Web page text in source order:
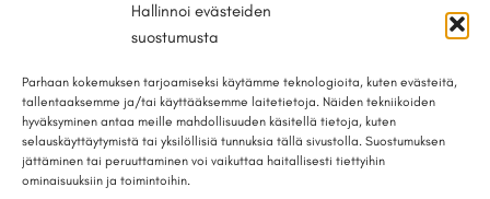
Hallinnoi evästeiden
suostumusta
Parhaan kokemuksen tarjoamiseksi käytämme teknologioita, kuten evästeitä,
tallentaaksemme ja/tai käyttääksemme laitetietoja. Näiden tekniikoiden
hyväksyminen antaa meille mahdollisuuden käsitellä tietoja, kuten
selauskäyttäytymistä tai yksilöllisiä tunnuksia tällä sivustolla. Suostumuksen
jättäminen tai peruuttaminen voi vaikuttaa haitallisesti tiettyihin
ominaisuuksiin ja toimintoihin.
Työt
Palvelut
Blogi